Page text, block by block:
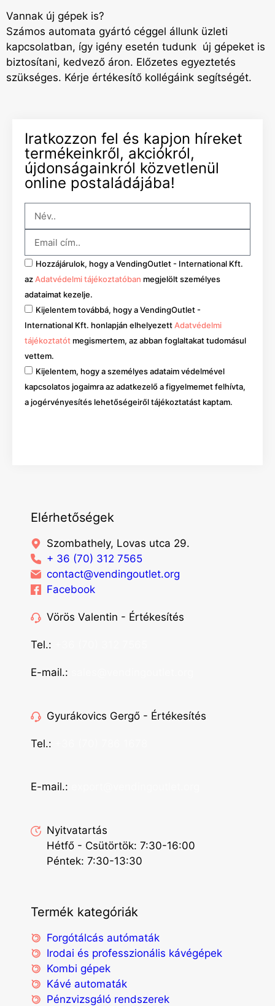
Vannak új gépek is?
Számos automata gyártó céggel állunk üzleti
kapcsolatban, így igény esetén tudunk új gépeket is
biztosítani, kedvező áron. Előzetes egyeztetés
szükséges. Kérje értékesítő kollégáink segítségét.
Iratkozzon fel és kapjon híreket
termékeinkről, akciókról,
újdonságainkról közvetlenül
online postaládájába!
Hozzájárulok, hogy a VendingOutlet - International Kft.
azAdatvédelmi tájékoztatóban megjelölt személyes
adataimat kezelje.
Kijelentem továbbá, hogy a VendingOutlet -
International Kft. honlapján elhelyezettAdatvédelmi
tájékoztatót megismertem, az abban foglaltakat tudomásul
vettem.
Kijelentem, hogy a személyes adataim védelmével
kapcsolatos jogaimra az adatkezelő a figyelmemet felhívta,
a jogérvényesítés lehetőségeiről tájékoztatást kaptam.
Elérhetőségek
Szombathely, Lovas utca 29.
+ 36 (70) 312 7565
contact@vendingoutlet.org
Facebook
Vörös Valentin - Értékesítés
Tel.:
E-mail.:
Gyurákovics Gergő - Értékesítés
Tel.:
E-mail.:
Nyitvatartás
Hétfő - Csütörtök: 7:30-16:00
Péntek: 7:30-13:30
Termék kategóriák
Forgótálcás autómaták
Irodai és professzionális kávégépek
Kombi gépek
Kávé automaták
Pénzvizsgáló rendszerek